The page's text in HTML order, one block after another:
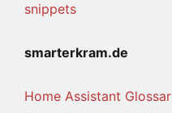
snippets
smarterkram.de
Home Assistant Glossar